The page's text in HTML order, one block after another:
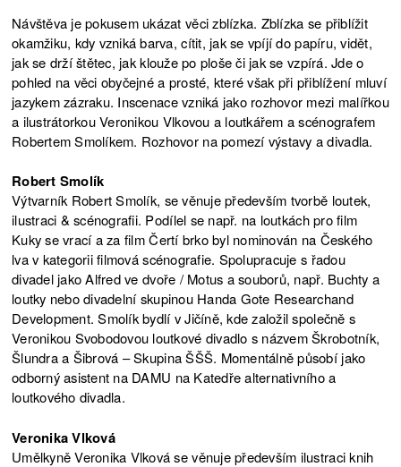
Návštěva je pokusem ukázat věci zblízka. Zblízka se přiblížit
okamžiku, kdy vzniká barva, cítit, jak se vpíjí do papíru, vidět,
jak se drží štětec, jak klouže po ploše či jak se vzpírá. Jde o
pohled na věci obyčejné a prosté, které však při přiblížení mluví
jazykem zázraku. Inscenace vzniká jako rozhovor mezi malířkou
a ilustrátorkou Veronikou Vlkovou a loutkářem a scénografem
Robertem Smolíkem. Rozhovor na pomezí výstavy a divadla.
Robert Smolík
Výtvarník Robert Smolík, se věnuje především tvorbě loutek,
ilustraci & scénografii. Podílel se např. na loutkách pro film
Kuky se vrací a za film Čertí brko byl nominován na Českého
lva v kategorii filmová scénografie. Spolupracuje s řadou
divadel jako Alfred ve dvoře / Motus a souborů, např. Buchty a
loutky nebo divadelní skupinou Handa Gote Researchand
Development. Smolík bydlí v Jičíně, kde založil společně s
Veronikou Svobodovou loutkové divadlo s názvem Škrobotník,
Šlundra a Šibrová – Skupina ŠŠŠ. Momentálně působí jako
odborný asistent na DAMU na Katedře alternativního a
loutkového divadla.
Veronika Vlková
Umělkyně Veronika Vlková se věnuje především ilustraci knih